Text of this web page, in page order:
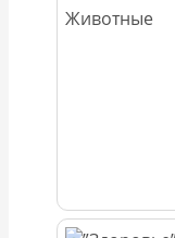
Животные